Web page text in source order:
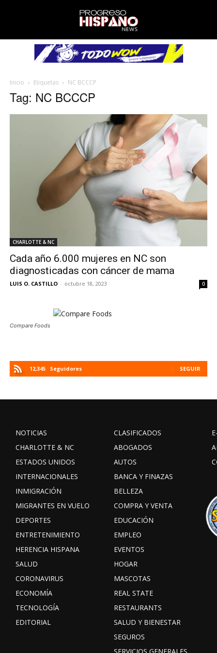
Inicio Etiquetas NC BCCCP
Tag: NC BCCCP
CHARLOTTE & NC
Cada año 6.000 mujeres en NC son
diagnosticadas con cáncer de mama
LUIS O. CASTILLO - octubre 18, 2023 0
Compare Foods
12,345 Seguidores SEGUIR
NOTICIAS
CHARLOTTE & NC
ESTADOS UNIDOS
INTERNACIONALES
INMIGRACIÓN
MIGRANTES EN VUELO
DEPORTES
ENTRETENIMIENTO
HERENCIA HISPANA
SALUD
CORONAVIRUS
ECONOMÍA
TECNOLOGÍA
EDITORIAL
CLASIFICADOS
ABOGADOS
AUTOS
BANCA Y FINAZAS
BELLEZA
COMPRA Y VENTA
EDUCACIÓN
EMPLEO
EVENTOS
HOGAR
MASCOTAS
REAL STATE
RESTAURANTS
SALUD Y BIENESTAR
SEGUROS